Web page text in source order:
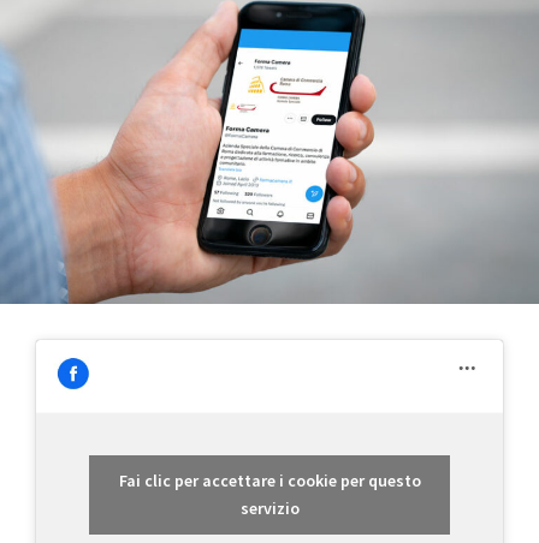
Fai clic per accettare i cookie per questo
servizio